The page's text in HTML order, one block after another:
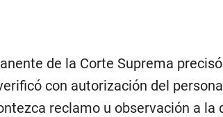
de la Corte Suprema
con autorización del
reclamo u observación a la